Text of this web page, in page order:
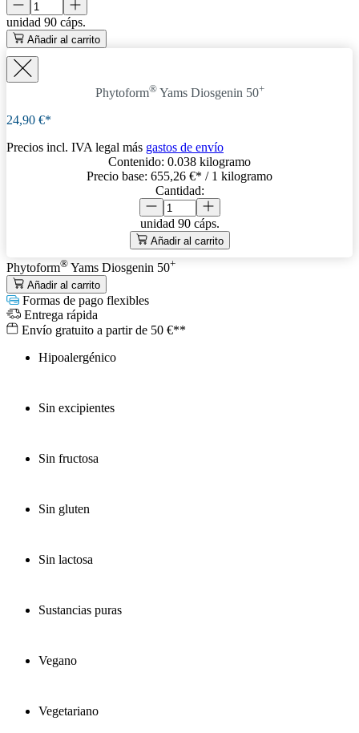
unidad 90 cáps.
Añadir al carrito
Phytoform® Yams Diosgenin 50+
24,90 €*
Precios incl. IVA legal más gastos de envío
Contenido: 0.038 kilogramo
Precio base: 655,26 €* / 1 kilogramo
Cantidad:
unidad 90 cáps.
Añadir al carrito
Phytoform® Yams Diosgenin 50+
Añadir al carrito
Formas de pago flexibles
Entrega rápida
Envío gratuito a partir de 50 €**
Hipoalergénico
Sin excipientes
Sin fructosa
Sin gluten
Sin lactosa
Sustancias puras
Vegano
Vegetariano